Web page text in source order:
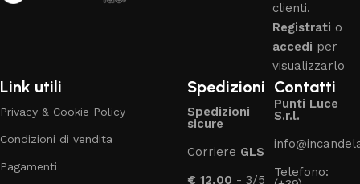
clienti.
Registrati o
accedi per
visualizzarlo
Link utili
Privacy & Cookie Policy
Condizioni di vendita
Pagamenti
Spedizioni
Spedizioni
sicure
Corriere GLS
€ 12,00 - 3/5
Contatti
Punti Luce
S.r.l.
Telefono: